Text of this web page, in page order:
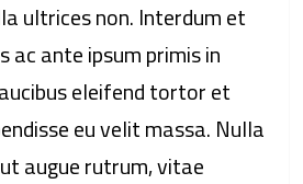
ultrices non. Interdum et
ac ante ipsum primis in
eleifend tortor et
eu velit massa. Nulla
augue rutrum, vitae